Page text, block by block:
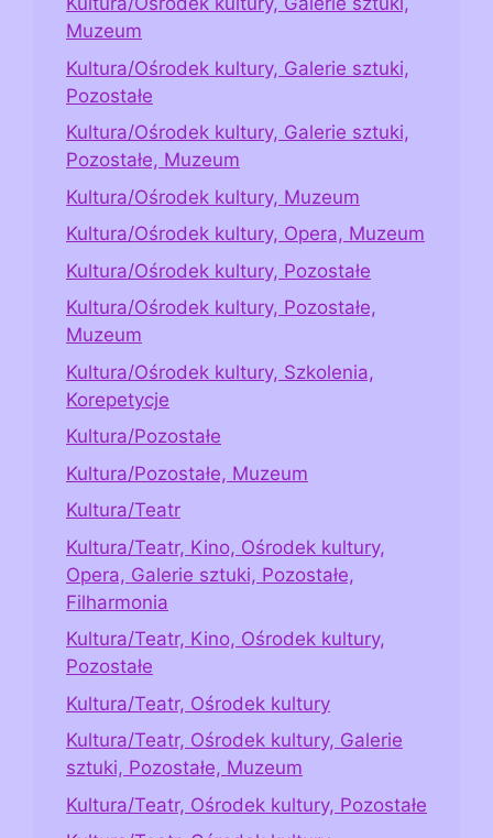
Muzeum
Kultura/Ośrodek kultury, Galerie sztuki,
Pozostałe
Kultura/Ośrodek kultury, Galerie sztuki,
Pozostałe, Muzeum
Kultura/Ośrodek kultury, Muzeum
Kultura/Ośrodek kultury, Opera, Muzeum
Kultura/Ośrodek kultury, Pozostałe
Kultura/Ośrodek kultury, Pozostałe,
Muzeum
Kultura/Ośrodek kultury, Szkolenia,
Korepetycje
Kultura/Pozostałe
Kultura/Pozostałe, Muzeum
Kultura/Teatr
Kultura/Teatr, Kino, Ośrodek kultury,
Opera, Galerie sztuki, Pozostałe,
Filharmonia
Kultura/Teatr, Kino, Ośrodek kultury,
Pozostałe
Kultura/Teatr, Ośrodek kultury
Kultura/Teatr, Ośrodek kultury, Galerie
sztuki, Pozostałe, Muzeum
Kultura/Teatr, Ośrodek kultury, Pozostałe